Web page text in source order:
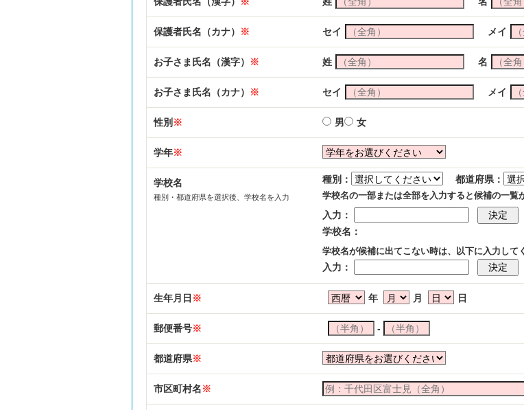
保護者氏名（カナ） ※ セイ メイ
お子さま氏名（漢字） ※ 姓 名
お子さま氏名（カナ） ※ セイ メイ
性別 ※ 男 女
学年※
学校名
種別・都道府県を選択後、学校名を入力
種別： 都道府県：
学校名の一部または全部を入力すると候補の一覧
入力：
学校名：
学校名が候補に出てこない時は、以下に入力して
入力：
生年月日 ※ 年 月 日
郵便番号※ -
都道府県※
市区町村名※